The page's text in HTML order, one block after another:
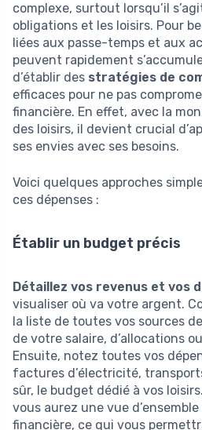
complexe, surtout lorsqu’il
obligations et les loisirs. Pour
liées aux passe-temps et aux
peuvent rapidement
d’établir des stratégies de
efficaces pour ne pas
financière. En effet, avec la
des loisirs, il devient crucial
ses envies avec ses besoins.
Voici quelques approches
ces dépenses :
Établir un budget précis
Détaillez vos revenus et vos
visualiser où va votre argent.
la liste de toutes vos sources
de votre salaire, d’allocations
Ensuite, notez toutes vos
factures d’électricité,
sûr, le budget dédié à vos
vous aurez une vue
financière, ce qui vous